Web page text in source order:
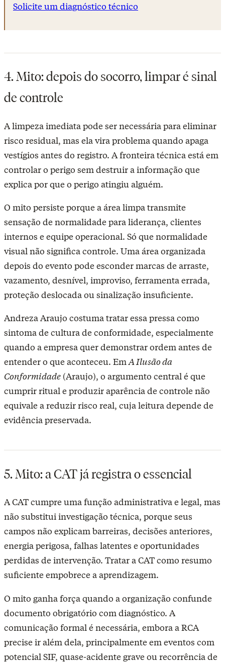
Solicite um diagnóstico técnico
4. Mito: depois do socorro, limpar é sinal
de controle
A limpeza imediata pode ser necessária para eliminar
risco residual, mas ela vira problema quando apaga
vestígios antes do registro. A fronteira técnica está em
controlar o perigo sem destruir a informação que
explica por que o perigo atingiu alguém.
O mito persiste porque a área limpa transmite
sensação de normalidade para liderança, clientes
internos e equipe operacional. Só que normalidade
visual não significa controle. Uma área organizada
depois do evento pode esconder marcas de arraste,
vazamento, desnível, improviso, ferramenta errada,
proteção deslocada ou sinalização insuficiente.
Andreza Araujo costuma tratar essa pressa como
sintoma de cultura de conformidade, especialmente
quando a empresa quer demonstrar ordem antes de
entender o que aconteceu. EmA Ilusão da
Conformidade (Araujo), o argumento central é que
cumprir ritual e produzir aparência de controle não
equivale a reduzir risco real, cuja leitura depende de
evidência preservada.
5. Mito: a CAT já registra o essencial
A CAT cumpre uma função administrativa e legal, mas
não substitui investigação técnica, porque seus
campos não explicam barreiras, decisões anteriores,
energia perigosa, falhas latentes e oportunidades
perdidas de intervenção. Tratar a CAT como resumo
suficiente empobrece a aprendizagem.
O mito ganha força quando a organização confunde
documento obrigatório com diagnóstico. A
comunicação formal é necessária, embora a RCA
precise ir além dela, principalmente em eventos com
potencial SIF, quase-acidente grave ou recorrência de